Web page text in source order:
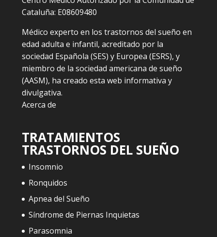
Cataluña: E08609480
Médico experto en los trastornos del sueño en
edad adulta e infantil, acreditado por la
sociedad Española (SES) y Europea (ESRS), y
miembro de la sociedad americana de sueño
(AASM), ha creado esta web informativa y
divulgativa.
Acerca de
TRATAMIENTOS
TRASTORNOS DEL SUEÑO
Insomnio
Ronquidos
Apnea del Sueño
Síndrome de Piernas Inquietas
Parasomnia